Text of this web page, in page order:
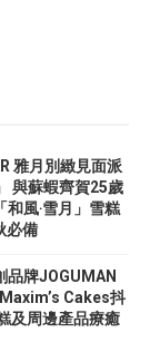
雅月別緻見面派
與蘇蝦齊賀25歲
風‧雪月」雪糕
必備
品牌JOGUMAN
Cakes抖
及周邊產品療癒